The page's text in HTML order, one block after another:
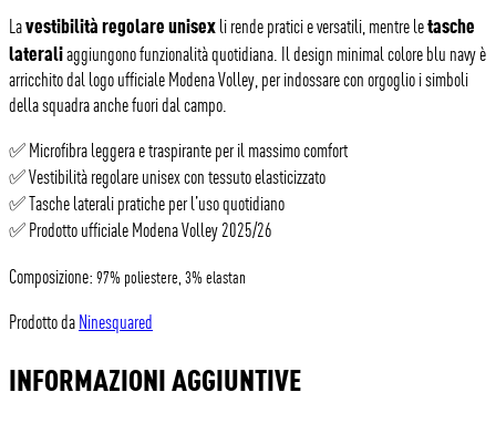
Lavestibilità regolare unisexli rende pratici e versatili, mentre letasche
lateraliaggiungono funzionalità quotidiana. Il design minimal colore blu navy è
arricchito dal logo ufficiale Modena Volley, per indossare con orgoglio i simboli
della squadra anche fuori dal campo.
✅ Microfibra leggera e traspirante per il massimo comfort
✅ Vestibilità regolare unisex con tessuto elasticizzato
✅ Tasche laterali pratiche per l’uso quotidiano
✅ Prodotto ufficiale Modena Volley 2025/26
Composizione:97% poliestere, 3% elastan
Prodotto daNinesquared
INFORMAZIONI AGGIUNTIVE